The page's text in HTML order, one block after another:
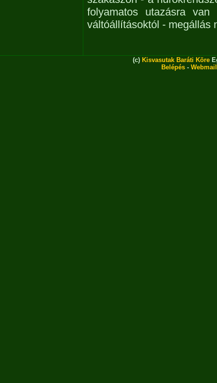
folyamatos utazásra
váltóállításoktól - megállás
(c) Kisvasutak Baráti Köre
Belépés - Webmail